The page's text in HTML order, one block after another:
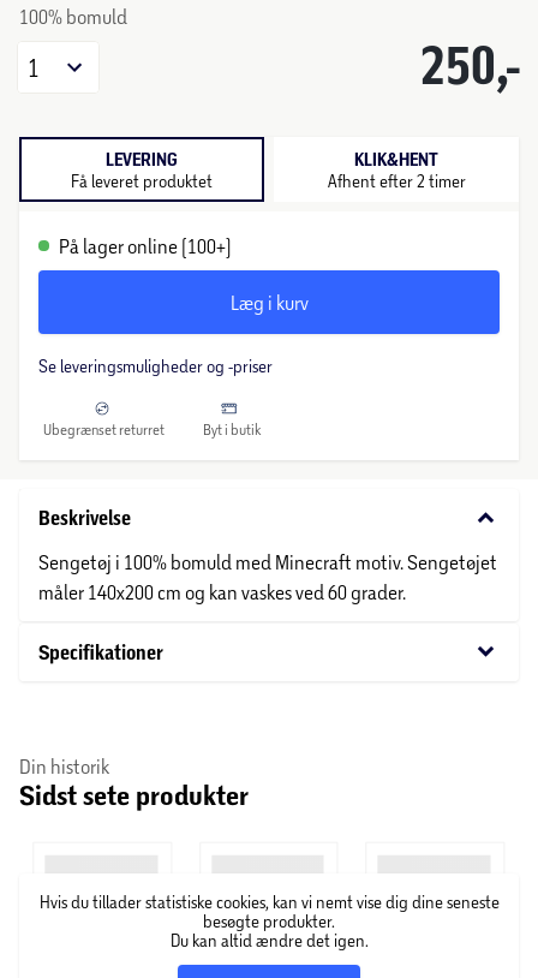
100% bomuld
250,-
1
LEVERING
Få leveret produktet
KLIK&HENT
Afhent efter 2 timer
På lager online (100+)
Læg i kurv
Se leveringsmuligheder og -priser
Ubegrænset returret Byt i butik
Beskrivelse keyboard_arrow_down
Sengetøj i 100% bomuld med Minecraft motiv. Sengetøjet
måler 140x200 cm og kan vaskes ved 60 grader.
Specifikationer keyboard_arrow_down
Din historik
Sidst sete produkter
Hvis du tillader statistiske cookies, kan vi nemt vise dig dine seneste
besøgte produkter.
Du kan altid ændre det igen.